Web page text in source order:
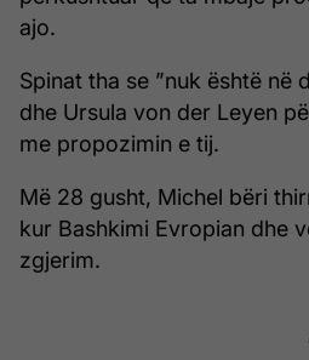
ajo.
Spinat tha se ”nuk është në
dhe Ursula von der Leyen
me propozimin e tij.
Më 28 gusht, Michel bëri
kur Bashkimi Evropian dhe
zgjerim.